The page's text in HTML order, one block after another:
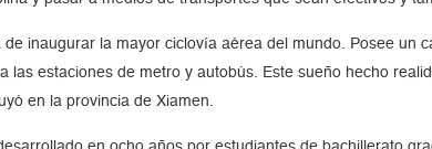
de inaugurar la mayor ciclovía aérea del mundo. Posee un
las estaciones de metro y autobús. Este sueño hecho
en la provincia de Xiamen.